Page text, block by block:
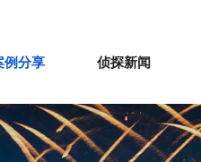
例分享 侦探新闻